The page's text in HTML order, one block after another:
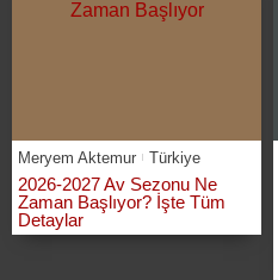
Meryem Aktemur Türkiye
2026-2027 Av Sezonu Ne
Zaman Başlıyor? İşte Tüm
Detaylar